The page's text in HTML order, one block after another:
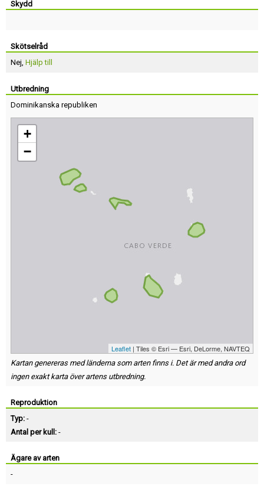
Skydd
Skötselråd
Nej, Hjälp till
Utbredning
Dominikanska republiken
+
−
Leaflet | Tiles © Esri — Esri, DeLorme, NAVTEQ
Kartan genereras med länderna som arten finns i. Det är med andra ord
ingen exakt karta över artens utbredning.
Reproduktion
Typ: -
Antal per kull: -
Ägare av arten
-